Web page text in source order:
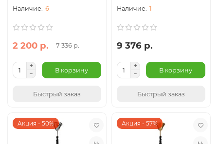
6
2 200 р. 7 336 р.
В корзину
Быстрый заказ
1
9 376 р.
В корзину
Быстрый заказ
Акция - 50% Акция - 57%